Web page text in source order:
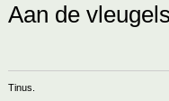
Aan de
Tinus.